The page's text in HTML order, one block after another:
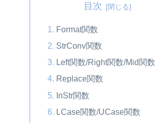
目次
Format関数
StrConv関数
Left関数/Right関数/Mid関数
Replace関数
InStr関数
LCase関数/UCase関数